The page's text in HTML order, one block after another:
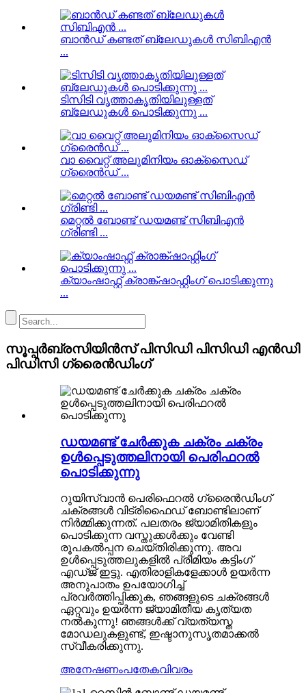
ബാൻഡ് കണ്ടത് ബ്ലേഡുകൾ സിബിഎൻ
...
ടിസിടി വൃത്താകൃതിയിലുള്ളത്
ബ്ലേഡുകൾ പൊടിക്കുന്നു ...
വാ വൈറ്റ് അലുമിനിയം ഓക്സൈഡ്
ഗ്രൈൻഡ് ...
മെറ്റൽ ബോണ്ട് ഡയമണ്ട് സിബിഎൻ
ഗ്രിണ്ടി ...
ക്യാംഷാഫ്റ്റ് ക്രാങ്ക്ഷാഫ്റ്റിംഗ് പൊടിക്കുന്നു
...
സൂപ്പർബ്രസിയിൻസ് പിസിഡി പിസിഡി എൻഡി
പിഡിസി ഗ്രൈൻഡിംഗ്
ഡയമണ്ട് ചേർക്കുക ചക്രം ചക്രം
ഉൾപ്പെടുത്തലിനായി പെരിഫറൽ
പൊടിക്കുന്നു
റുയിസ്വാൻ പെരിഫെറൽ ഗ്രൈൻഡിംഗ്
ചക്രങ്ങൾ വിട്രിഫൈഡ് ബോണ്ടിലാണ്
നിർമ്മിക്കുന്നത്. പലതരം ജ്യാമിതികളും
പൊടിക്കുന്ന വസ്തുക്കൾക്കും വേണ്ടി
രൂപകൽപ്പന ചെയ്തിരിക്കുന്നു. അവ
ഉൾപ്പെടുത്തലുകളിൽ പ്രീമിയം കട്ടിംഗ്
എഡ്ജ് ഇട്ടു. എതിരാളികളേക്കാൾ ഉയർന്ന
അനുപാതം ഉപയോഗിച്ച്
പ്രവർത്തിപ്പിക്കുക, ഞങ്ങളുടെ ചക്രങ്ങൾ
ഏറ്റവും ഉയർന്ന ജ്യാമിതീയ കൃത്യത
നൽകുന്നു! ഞങ്ങൾക്ക് വ്യത്യസ്ത
മോഡലുകളുണ്ട്, ഇഷ്ടാനുസൃതമാക്കൽ
സ്വീകരിക്കുന്നു.
അനേഷണംപതേകവിവരം